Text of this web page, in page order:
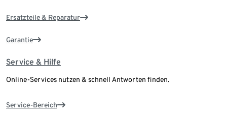
Ersatzteile & Reparatur
Garantie
Service & Hilfe
Online-Services nutzen & schnell Antworten finden.
Service-Bereich